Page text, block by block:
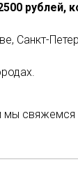
рублей,
Санкт-
мы